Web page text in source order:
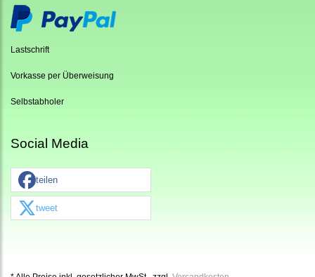
Lastschrift
Vorkasse per Überweisung
Selbstabholer
Social Media
teilen
tweet